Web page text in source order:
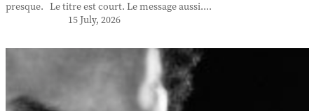
presque. Le titre est court. Le message aussi....
15 July, 2026